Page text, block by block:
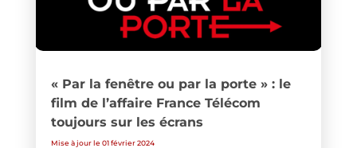
« Par la fenêtre ou par la porte » : le
film de l’affaire France Télécom
toujours sur les écrans
Mise à jour le 01 février 2024